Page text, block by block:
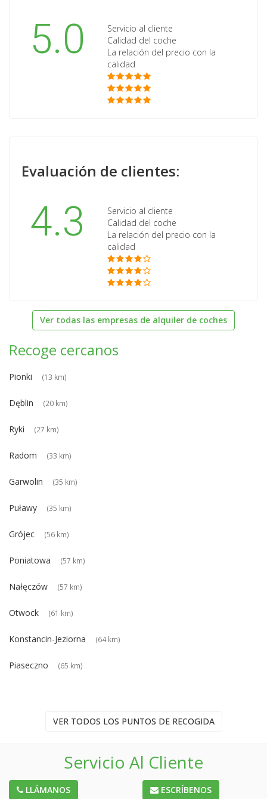
5.0
Servicio al cliente
Calidad del coche
La relación del precio con la
calidad
Evaluación de clientes:
4.3
Servicio al cliente
Calidad del coche
La relación del precio con la
calidad
Ver todas las empresas de alquiler de coches
Recoge cercanos
Pionki (13 km)
Dęblin (20 km)
Ryki (27 km)
Radom (33 km)
Garwolin (35 km)
Puławy (35 km)
Grójec (56 km)
Poniatowa (57 km)
Nałęczów (57 km)
Otwock (61 km)
Konstancin-Jeziorna (64 km)
Piaseczno (65 km)
VER TODOS LOS PUNTOS DE RECOGIDA
Servicio Al Cliente
LLÁMANOS ESCRÍBENOS